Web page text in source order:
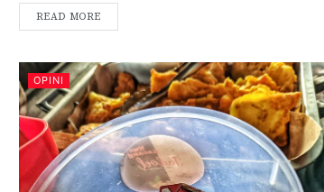
READ MORE
OPINI